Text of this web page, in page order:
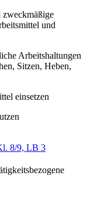
zweckmäßige
und
Arbeitshaltungen
Sitzen, Heben,
einsetzen
8/9, LB 3